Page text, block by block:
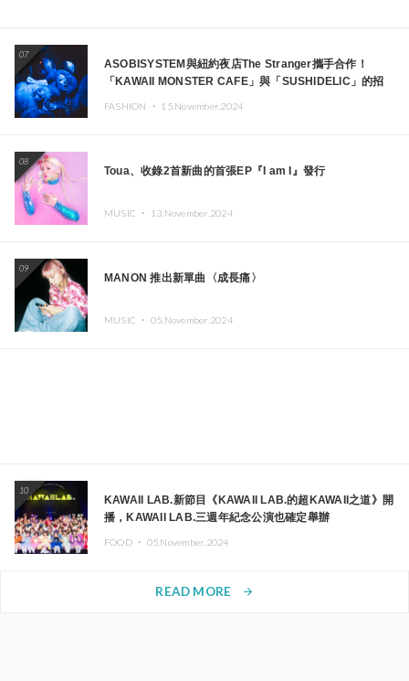
07
ASOBISYSTEM與紐約夜店The Stranger攜手合作！
「KAWAII MONSTER CAFE」與「SUSHIDELIC」的招
FASHION ・ 15.November.2024
08
Toua、收錄2首新曲的首張EP『I am I』發行
MUSIC ・ 13.November.2024
09
MANON 推出新單曲〈成長痛〉
MUSIC ・ 05.November.2024
10
KAWAII LAB.新節目《KAWAII LAB.的超KAWAII之道》開
播，KAWAII LAB.三週年紀念公演也確定舉辦
FOOD ・ 05.November.2024
READ MORE arrow_forward